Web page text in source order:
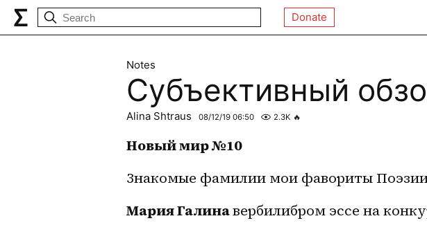
Donate
Notes
Субъективный
Alina Shtraus 08/12/19 06:50 2.3K 🔥
Новый мир №10
Знакомые фамилии мои фавориты
Мария Галина вербилибром эссе на